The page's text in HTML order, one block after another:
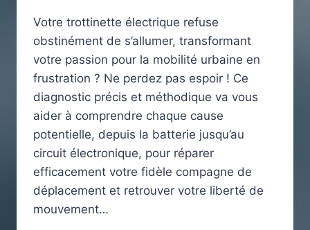
Votre trottinette électrique refuse
obstinément de s’allumer, transformant
votre passion pour la mobilité urbaine en
frustration ? Ne perdez pas espoir ! Ce
diagnostic précis et méthodique va vous
aider à comprendre chaque cause
potentielle, depuis la batterie jusqu’au
circuit électronique, pour réparer
efficacement votre fidèle compagne de
déplacement et retrouver votre liberté de
mouvement…